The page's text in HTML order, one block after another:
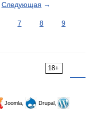
Следующая →
7 8
9
18+
Joomla,
Drupal,